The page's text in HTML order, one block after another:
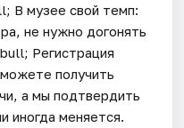
В музее свой темп:
не нужно догонять
Регистрация
получить
а мы подтвердить
иногда меняется.